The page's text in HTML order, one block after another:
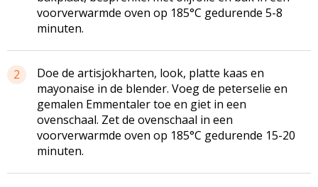
voorverwarmde oven op 185°C gedurende 5-8
minuten.
2
Doe de artisjokharten, look, platte kaas en
mayonaise in de blender. Voeg de peterselie en
gemalen Emmentaler toe en giet in een
ovenschaal. Zet de ovenschaal in een
voorverwarmde oven op 185°C gedurende 15-20
minuten.